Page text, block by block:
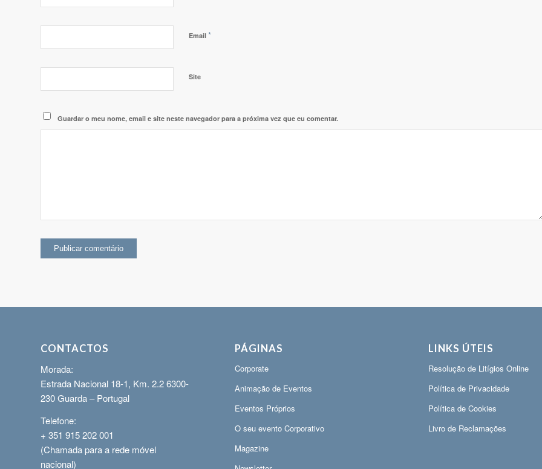
Email *
Site
Guardar o meu nome, email e site neste navegador para a próxima vez que eu comentar.
CONTACTOS
Morada:
Estrada Nacional 18-1, Km. 2.2 6300-
230 Guarda – Portugal
Telefone:
+ 351 915 202 001
(Chamada para a rede móvel
nacional)
PÁGINAS
Corporate
Animação de Eventos
Eventos Próprios
O seu evento Corporativo
Magazine
LINKS ÚTEIS
Resolução de Litígios Online
Política de Privacidade
Política de Cookies
Livro de Reclamações